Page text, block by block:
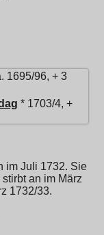
1695/96, + 3
* 1703/4, +
im Juli 1732. Sie
stirbt an im März
1732/33.